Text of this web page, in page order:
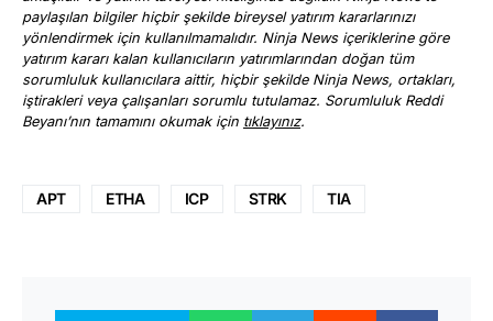
paylaşılan bilgiler hiçbir şekilde bireysel yatırım kararlarınızı
yönlendirmek için kullanılmamalıdır. Ninja News içeriklerine göre
yatırım kararı kalan kullanıcıların yatırımlarından doğan tüm
sorumluluk kullanıcılara aittir, hiçbir şekilde Ninja News, ortakları,
iştirakleri veya çalışanları sorumlu tutulamaz. Sorumluluk Reddi
Beyanı’nın tamamını okumak için tıklayınız.
APT ETHA ICP STRK TIA